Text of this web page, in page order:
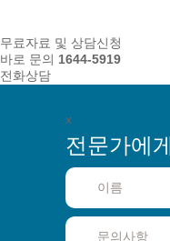
무료자료 및 상담신청
바로 문의 1644-5919
전화상담
x
전문가에
고객지원센터